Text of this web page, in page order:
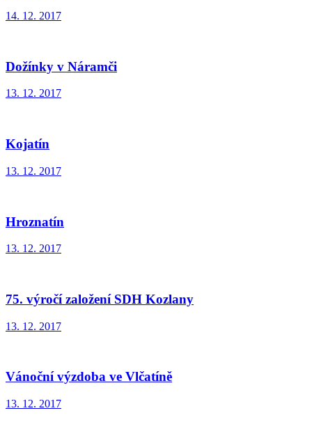
14. 12. 2017
Dožínky v Náramči
13. 12. 2017
Kojatín
13. 12. 2017
Hroznatín
13. 12. 2017
75. výročí založení SDH Kozlany
13. 12. 2017
Vánoční výzdoba ve Vlčatíně
13. 12. 2017